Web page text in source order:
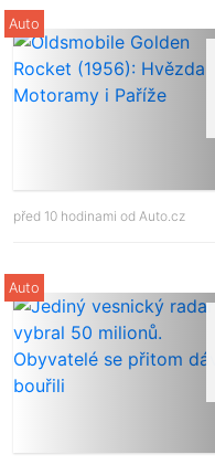
Auto
před 10 hodinami od Auto.cz
Auto